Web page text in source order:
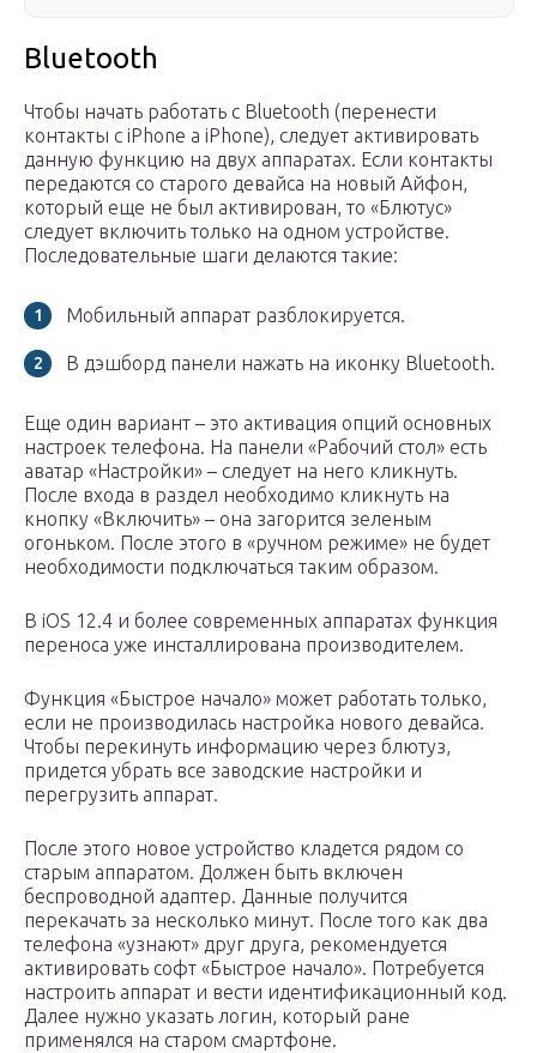
Bluetooth
Чтобы начать работать с Bluetooth (перенести
контакты с iPhone а iPhone), следует активировать
данную функцию на двух аппаратах. Если контакты
передаются со старого девайса на новый Айфон,
который еще не был активирован, то «Блютус»
следует включить только на одном устройстве.
Последовательные шаги делаются такие:
Мобильный аппарат разблокируется.
В дэшборд панели нажать на иконку Bluetooth.
Еще один вариант – это активация опций основных
настроек телефона. На панели «Рабочий стол» есть
аватар «Настройки» – следует на него кликнуть.
После входа в раздел необходимо кликнуть на
кнопку «Включить» – она загорится зеленым
огоньком. После этого в «ручном режиме» не будет
необходимости подключаться таким образом.
В iOS 12.4 и более современных аппаратах функция
переноса уже инсталлирована производителем.
Функция «Быстрое начало» может работать только,
если не производилась настройка нового девайса.
Чтобы перекинуть информацию через блютуз,
придется убрать все заводские настройки и
перегрузить аппарат.
После этого новое устройство кладется рядом со
старым аппаратом. Должен быть включен
беспроводной адаптер. Данные получится
перекачать за несколько минут. После того как два
телефона «узнают» друг друга, рекомендуется
активировать софт «Быстрое начало». Потребуется
настроить аппарат и вести идентификационный код.
Далее нужно указать логин, который ране
применялся на старом смартфоне.